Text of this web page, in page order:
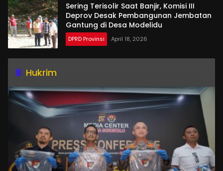
Sering Terisolir Saat Banjir, Komisi III
Deprov Desak Pembangunan Jembatan
Gantung di Desa Modelidu
DPRD Provinsi April 18, 2026
Hukrim